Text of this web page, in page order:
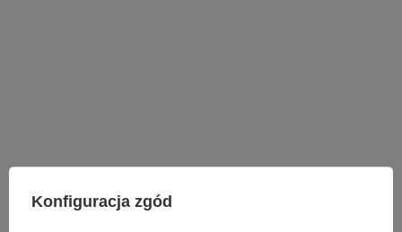
KINKIETY NAD LUSTRO
Konfiguracja zgód